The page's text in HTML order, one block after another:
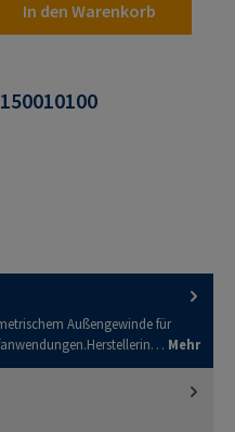
In den Warenkorb
Außengewinde für
Mehr